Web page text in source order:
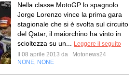
Nella classe MotoGP lo spagnolo
Jorge Lorenzo vince la prima gara
stagionale che si è svolta sul circuito
del Qatar, il maiorchino ha vinto in
scioltezza su un...
Leggere il seguito
Il 08 aprile 2013 da
Motonews24
NONE NONE